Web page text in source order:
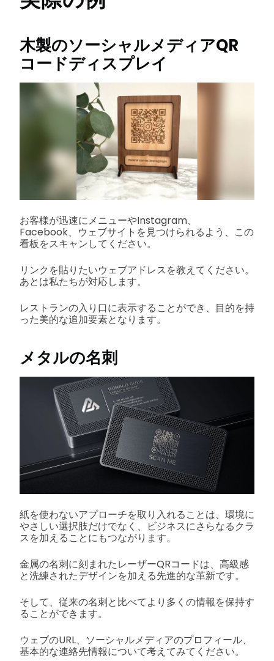
木製のソーシャルメディアQR
コードディスプレイ
お客様が迅速にメニューやInstagram、
Facebook、ウェブサイトを見つけられるよう、この
看板をスキャンしてください。
リンクを貼りたいウェブアドレスを教えてください。
あとは私たちが対応します。
レストランの入り口に表示することができ、目的を持
った美的な追加要素となります。
メタルの名刺
紙を使わないアプローチを取り入れることは、環境に
やさしい選択肢だけでなく、ビジネスにさらなるクラ
スを加えることにもつながります。
金属の名刺に刻まれたレーザーQRコードは、高級感
と洗練されたデザインを加える先進的な革新です。
そして、従来の名刺と比べてより多くの情報を保持す
ることができます。
ウェブのURL、ソーシャルメディアのプロフィール、
基本的な連絡先情報について考えてみてください。